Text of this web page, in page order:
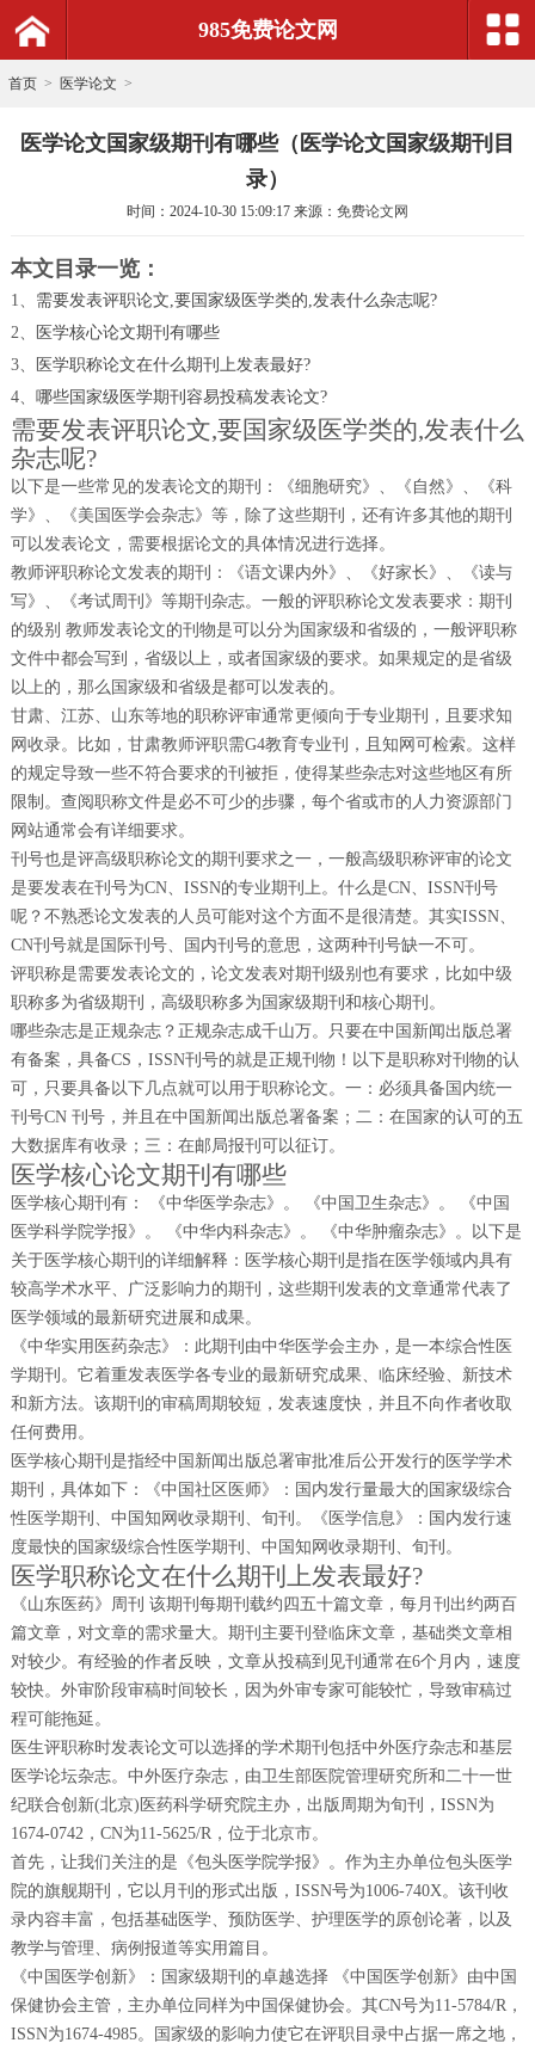
985免费论文网
首页 > 医学论文 >
医学论文国家级期刊有哪些（医学论文国家级期刊目
录）
时间： 2024-10-30 15:09:17 来源： 免费论文网
本文目录一览：
1、 需要发表评职论文,要国家级医学类的,发表什么杂志呢?
2、
医学核心论文期刊有哪些
3、
医学职称论文在什么期刊上发表最好?
4、 哪些国家级医学期刊容易投稿发表论文?
需要发表评职论文,要国家级医学类的,发表什么
杂志呢?
以下是一些常见的发表论文的期刊：《细胞研究》、《自然》、《科
学》、《美国医学会杂志》等，除了这些期刊，还有许多其他的期刊
可以发表论文，需要根据论文的具体情况进行选择。
教师评职称论文发表的期刊：《语文课内外》、《好家长》、《读与
写》、《考试周刊》等期刊杂志。一般的评职称论文发表要求：期刊
的级别 教师发表论文的刊物是可以分为国家级和省级的，一般评职称
文件中都会写到，省级以上，或者国家级的要求。如果规定的是省级
以上的，那么国家级和省级是都可以发表的。
甘肃、江苏、山东等地的职称评审通常更倾向于专业期刊，且要求知
网收录。比如，甘肃教师评职需G4教育专业刊，且知网可检索。这样
的规定导致一些不符合要求的刊被拒，使得某些杂志对这些地区有所
限制。查阅职称文件是必不可少的步骤，每个省或市的人力资源部门
网站通常会有详细要求。
刊号也是评高级职称论文的期刊要求之一，一般高级职称评审的论文
是要发表在刊号为CN、ISSN的专业期刊上。什么是CN、ISSN刊号
呢？不熟悉论文发表的人员可能对这个方面不是很清楚。其实ISSN、
CN刊号就是国际刊号、国内刊号的意思，这两种刊号缺一不可。
评职称是需要发表论文的，论文发表对期刊级别也有要求，比如中级
职称多为省级期刊，高级职称多为国家级期刊和核心期刊。
哪些杂志是正规杂志？正规杂志成千山万。只要在中国新闻出版总署
有备案，具备CS，ISSN刊号的就是正规刊物！以下是职称对刊物的认
可，只要具备以下几点就可以用于职称论文。一：必须具备国内统一
刊号CN 刊号，并且在中国新闻出版总署备案；二：在国家的认可的五
大数据库有收录；三：在邮局报刊可以征订。
医学核心论文期刊有哪些
医学核心期刊有： 《中华医学杂志》。 《中国卫生杂志》。 《中国
医学科学院学报》。 《中华内科杂志》。 《中华肿瘤杂志》。以下是
关于医学核心期刊的详细解释：医学核心期刊是指在医学领域内具有
较高学术水平、广泛影响力的期刊，这些期刊发表的文章通常代表了
医学领域的最新研究进展和成果。
《中华实用医药杂志》：此期刊由中华医学会主办，是一本综合性医
学期刊。它着重发表医学各专业的最新研究成果、临床经验、新技术
和新方法。该期刊的审稿周期较短，发表速度快，并且不向作者收取
任何费用。
医学核心期刊是指经中国新闻出版总署审批准后公开发行的医学学术
期刊，具体如下：《中国社区医师》：国内发行量最大的国家级综合
性医学期刊、中国知网收录期刊、旬刊。《医学信息》：国内发行速
度最快的国家级综合性医学期刊、中国知网收录期刊、旬刊。
医学职称论文在什么期刊上发表最好?
《山东医药》周刊 该期刊每期刊载约四五十篇文章，每月刊出约两百
篇文章，对文章的需求量大。期刊主要刊登临床文章，基础类文章相
对较少。有经验的作者反映，文章从投稿到见刊通常在6个月内，速度
较快。外审阶段审稿时间较长，因为外审专家可能较忙，导致审稿过
程可能拖延。
医生评职称时发表论文可以选择的学术期刊包括中外医疗杂志和基层
医学论坛杂志。中外医疗杂志，由卫生部医院管理研究所和二十一世
纪联合创新(北京)医药科学研究院主办，出版周期为旬刊，ISSN为
1674-0742，CN为11-5625/R，位于北京市。
首先，让我们关注的是《包头医学院学报》。作为主办单位包头医学
院的旗舰期刊，它以月刊的形式出版，ISSN号为1006-740X。该刊收
录内容丰富，包括基础医学、预防医学、护理医学的原创论著，以及
教学与管理、病例报道等实用篇目。
《中国医学创新》：国家级期刊的卓越选择 《中国医学创新》由中国
保健协会主管，主办单位同样为中国保健协会。其CN号为11-5784/R，
ISSN为1674-4985。国家级的影响力使它在评职目录中占据一席之地，